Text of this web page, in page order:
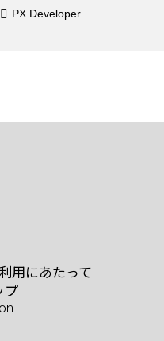
PX Developer
用にあたって
プ